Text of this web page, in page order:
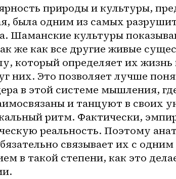
природы и культуры,
была одним из самых
Шаманские культуры
же как все другие живые
который определяет их жизнь
них. Это позволяет лучше
в этой системе мышления,
и танцуют в своих
ритм. Фактически,
реальность. Поэтому
связывает их с
в такой степени, как это